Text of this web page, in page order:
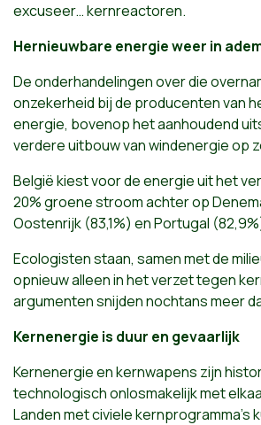
excuseer… kernreactoren.
Hernieuwbare energie weer in
De onderhandelingen over die
onzekerheid bij de producenten van
energie, bovenop het aanhoudend
verdere uitbouw van windenergie op
België kiest voor de energie uit het
20% groene stroom achter op
Oostenrijk (83,1%) en Portugal
Ecologisten staan, samen met de
opnieuw alleen in het verzet tegen
argumenten snijden nochtans meer
Kernenergie is duur en gevaarlijk
Kernenergie en kernwapens zijn
technologisch onlosmakelijk met
Landen met civiele kernprogramma’s